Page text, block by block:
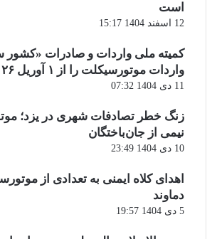
است
12 اسفند 1404 15:17
کمیته ملی واردات و صادرات «کشور
واردات موتورسیکلت را از ۱ آوریل ۲۰۲۶ ممنوع کرد
11 دی 1404 07:32
زنگ خطر تصادفات شهری در یزد؛
نیمی از جان‌باختگان
10 دی 1404 23:49
اهدای کلاه ایمنی به تعدادی از
دماوند
5 دی 1404 19:57